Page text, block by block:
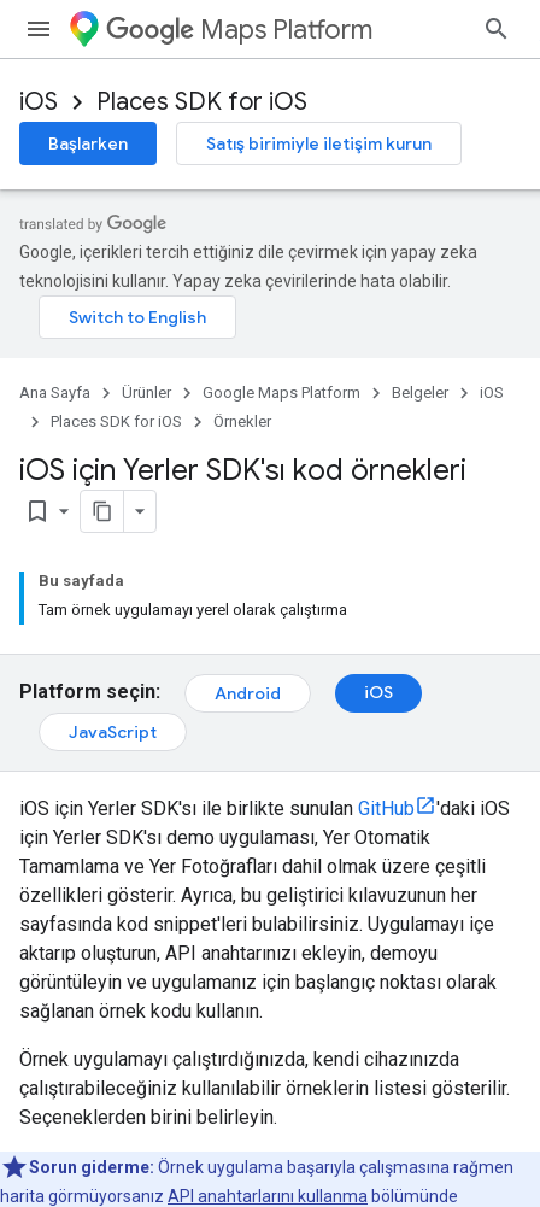
Maps Platform
iOS Places SDK for iOS
Başlarken Satış birimiyle iletişim kurun
Google, içerikleri tercih ettiğiniz dile çevirmek için yapay zeka
teknolojisini kullanır. Yapay zeka çevirilerinde hata olabilir.
Ana Sayfa Ürünler Google Maps Platform Belgeler
iOS
Places SDK for iOS
Örnekler
iOS için Yerler SDK'sı kod örnekleri
bookmark_border
Bu sayfada
Tam örnek uygulamayı yerel olarak çalıştırma
Platform seçin: Android
iOS
JavaScript
iOS için Yerler SDK'sı ile birlikte sunulan GitHub
'daki iOS
için Yerler SDK'sı demo uygulaması, Yer Otomatik
Tamamlama ve Yer Fotoğrafları dahil olmak üzere çeşitli
özellikleri gösterir. Ayrıca, bu geliştirici kılavuzunun her
sayfasında kod snippet'leri bulabilirsiniz. Uygulamayı içe
aktarıp oluşturun, API anahtarınızı ekleyin, demoyu
görüntüleyin ve uygulamanız için başlangıç noktası olarak
sağlanan örnek kodu kullanın.
Örnek uygulamayı çalıştırdığınızda, kendi cihazınızda
çalıştırabileceğiniz kullanılabilir örneklerin listesi gösterilir.
Seçeneklerden birini belirleyin.
Sorun giderme: Örnek uygulama başarıyla çalışmasına rağmen
harita görmüyorsanız API anahtarlarını kullanma bölümünde